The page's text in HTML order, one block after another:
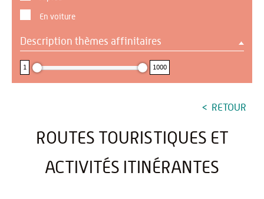
En voiture
Description thèmes affinitaires
1
1 : 1000
1000
RETOUR
ROUTES TOURISTIQUES ET
ACTIVITÉS ITINÉRANTES